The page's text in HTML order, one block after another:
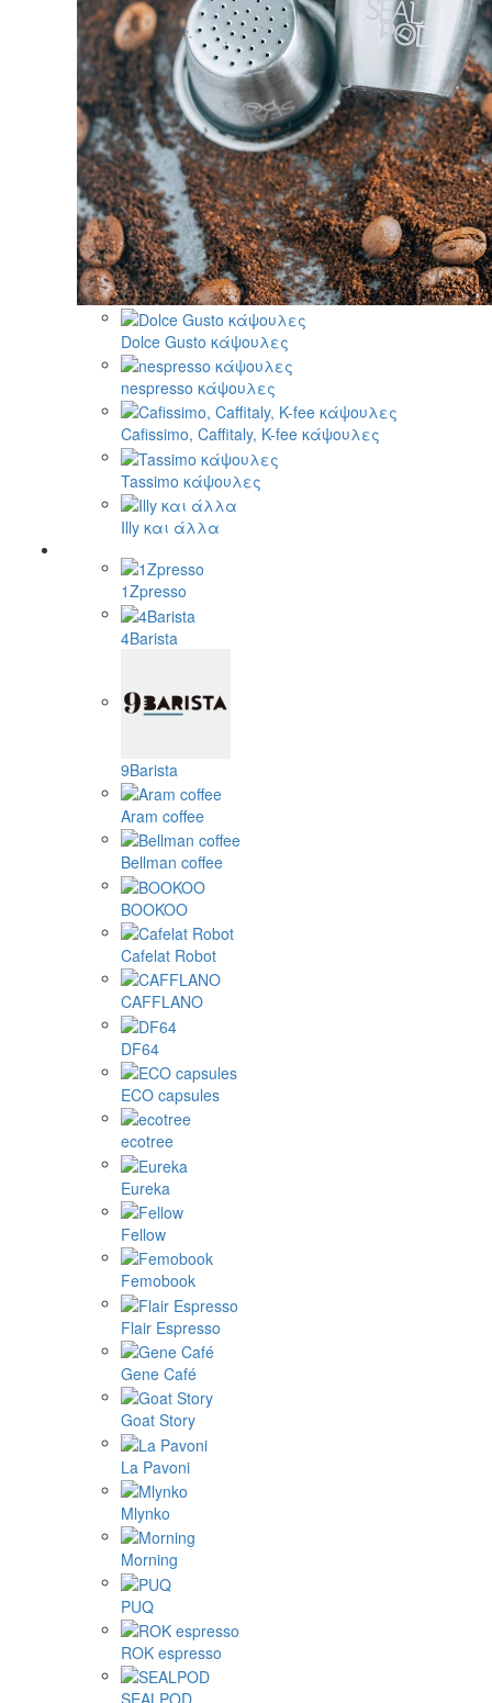
Dolce Gusto κάψουλες
nespresso κάψουλες
Cafissimo, Caffitaly, K-fee κάψουλες
Tassimo κάψουλες
Illy και άλλα
1Zpresso
4Barista
9Barista
Aram coffee
Bellman coffee
BOOKOO
Cafelat Robot
CAFFLANO
DF64
ECO capsules
ecotree
Eureka
Fellow
Femobook
Flair Espresso
Gene Café
Goat Story
La Pavoni
Mlynko
Morning
PUQ
ROK espresso